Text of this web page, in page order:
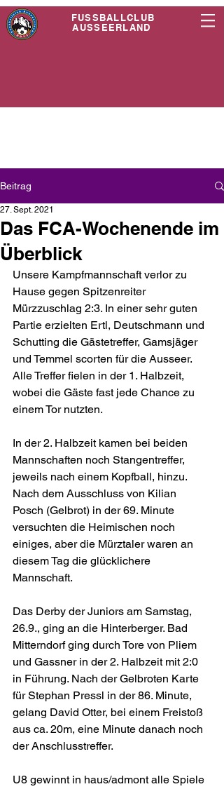
FUSSBALLCLUB
AUSSEERLAND
Beitrag
Das FCA-Wochenende im
Überblick
27. Sept. 2021
Unsere Kampfmannschaft verlor zu
Hause gegen Spitzenreiter
Mürzzuschlag 2:3. In einer sehr guten
Partie erzielten Ertl, Deutschmann und
Schutting die Gästetreffer, Gamsjäger
und Temmel scorten für die Ausseer.
Alle Treffer fielen in der 1. Halbzeit,
wobei die Gäste fast jede Chance zu
einem Tor nutzten.
In der 2. Halbzeit kamen bei beiden
Mannschaften noch Stangentreffer,
jeweils nach einem Kopfball, hinzu.
Nach dem Ausschluss von Kilian
Posch (Gelbrot) in der 69. Minute
versuchten die Heimischen noch
einiges, aber die Mürztaler waren an
diesem Tag die glücklichere
Mannschaft.
Das Derby der Juniors am Samstag,
26.9., ging an die Hinterberger. Bad
Mitterndorf ging durch Tore von Pliem
und Gassner in der 2. Halbzeit mit 2:0
in Führung. Nach der Gelbroten Karte
für Stephan Pressl in der 86. Minute,
gelang David Otter, bei einem Freistoß
aus ca. 20m, eine Minute danach noch
der Anschlusstreffer.
U8 gewinnt in haus/admont alle Spiele